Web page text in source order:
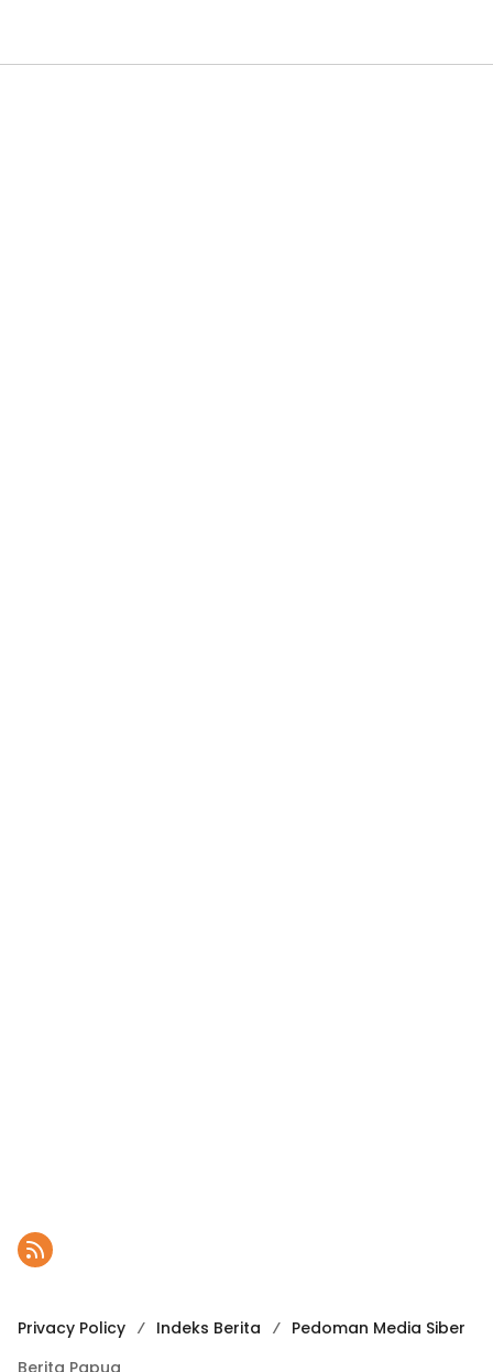
Privacy Policy Indeks Berita
Pedoman Media Siber
Berita Papua